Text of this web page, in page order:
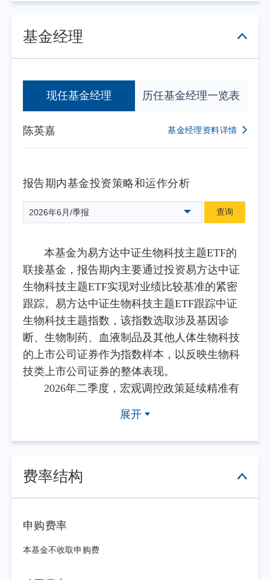
基金经理
现任基金经理 历任基金经理一览表
陈英嘉 基金经理资料详情
报告期内基金投资策略和运作分析
2026年6月/季报 查询
本基金为易方达中证生物科技主题ETF的
联接基金，报告期内主要通过投资易方达中证
生物科技主题ETF实现对业绩比较基准的紧密
跟踪。易方达中证生物科技主题ETF跟踪中证
生物科技主题指数，该指数选取涉及基因诊
断、生物制药、血液制品及其他人体生物科技
的上市公司证券作为指数样本，以反映生物科
技类上市公司证券的整体表现。
2026年二季度，宏观调控政策延续精准有
结构持续优化。6月制造业PMI重返扩张区间，
装备制造与高技术产业继续引领增长，新质生
文旅、健康等服务消费成为有力支撑。出口在
推进，为一揽子增量政策留出空间，经济整体
同时，全球经济复苏节奏不一，美联储政策立
展开
费率结构
申购费率
本基金不收取申购费